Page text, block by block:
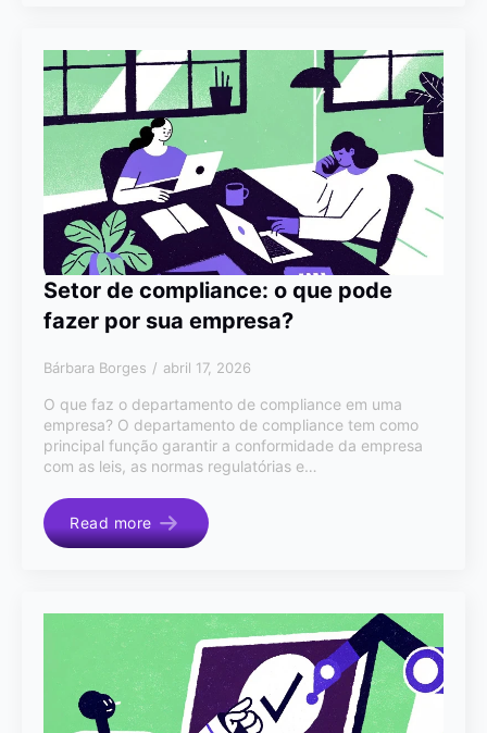
Setor de compliance: o que pode
fazer por sua empresa?
Bárbara Borges abril 17, 2026
O que faz o departamento de compliance em uma
empresa? O departamento de compliance tem como
principal função garantir a conformidade da empresa
com as leis, as normas regulatórias e…
Read more